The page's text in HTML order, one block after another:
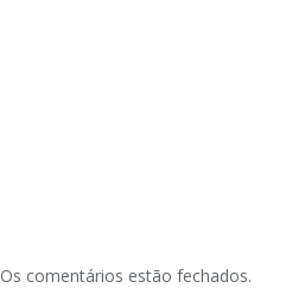
Os comentários estão fechados.